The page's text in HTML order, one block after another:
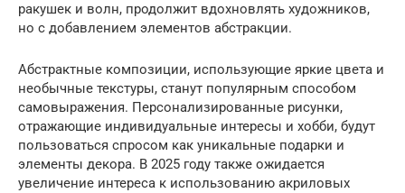
ракушек и волн, продолжит вдохновлять художников,
но с добавлением элементов абстракции.
Абстрактные композиции, использующие яркие цвета и
необычные текстуры, станут популярным способом
самовыражения. Персонализированные рисунки,
отражающие индивидуальные интересы и хобби, будут
пользоваться спросом как уникальные подарки и
элементы декора. В 2025 году также ожидается
увеличение интереса к использованию акриловых